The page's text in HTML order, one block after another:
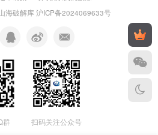
海破解库沪ICP备2024069633号
群 扫码关注公众号